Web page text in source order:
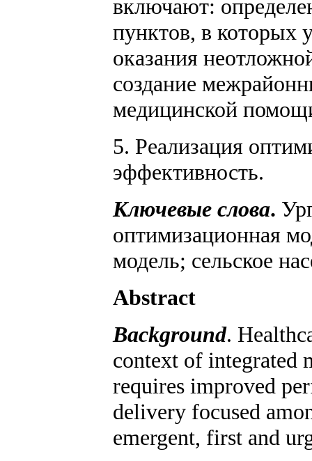
включают:
пунктов, в которых
оказания
создание
медицинской
5. Реализация
эффективность.
Ключевые слова.
оптимизационная
модель; сельское
Abstract
Background.
context of integrated
requires improved
delivery focused
emergent, first and